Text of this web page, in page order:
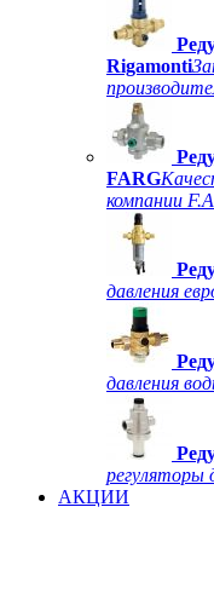
Rigamonti
FARG
компании
давления
давления
регуляторы
АКЦИИ